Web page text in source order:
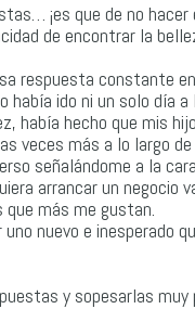
¡es que de no hacer
de encontrar la
respuesta constante
había ido ni un solo día a
había hecho que mis
veces más a lo largo
señalándome a la
arrancar un negocio
más me gustan.
nuevo e inesperado
y sopesarlas muy